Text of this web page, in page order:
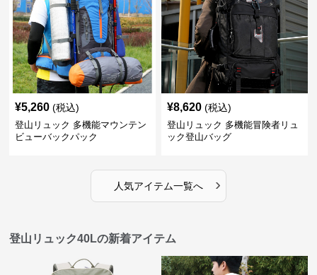
¥5,260 (税込)
登山リュック 多機能マウンテン
ビューバックパック
¥8,620 (税込)
登山リュック 多機能冒険者リュ
ック登山バッグ
人気アイテム一覧へ ›
登山リュック40Lの新着アイテム